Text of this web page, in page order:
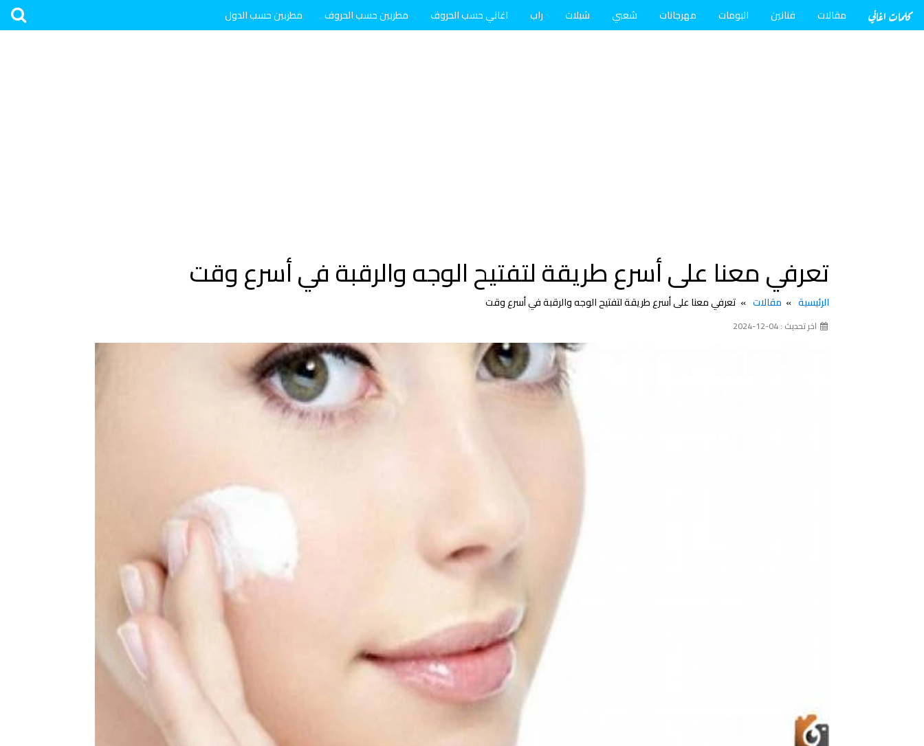
كلمات اغاني مقالات فنانين البومات مهرجانات شعبي شيلات راب اغاني حسب الحروف مطربين حسب الحروف مطربين حسب الدول
تعرفي معنا على أسرع طريقة لتفتيح الوجه والرقبة في أسرع وقت
الرئيسية مقالات تعرفي معنا على أسرع طريقة لتفتيح الوجه والرقبة في أسرع وقت
اخر تحديث : 04-12-2024